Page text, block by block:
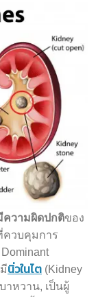
ความผิดปกติของ
ควบคุมการ
นิ่วในไต (Kidney
าหวาน, เป็นผู้